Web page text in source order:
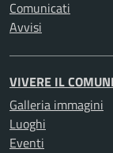
Comunicati
Avvisi
VIVERE IL
Galleria immagini
Luoghi
Eventi